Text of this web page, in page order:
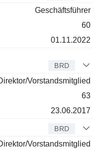
Geschäftsführer
60
01.11.2022
BRD
Vorstandsmitglied
63
23.06.2017
BRD
Vorstandsmitglied